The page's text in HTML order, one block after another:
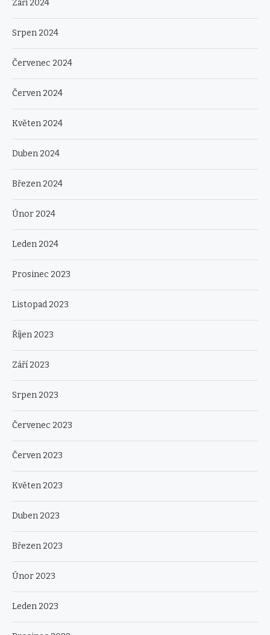
Září 2024
Srpen 2024
Červenec 2024
Červen 2024
Květen 2024
Duben 2024
Březen 2024
Únor 2024
Leden 2024
Prosinec 2023
Listopad 2023
Říjen 2023
Září 2023
Srpen 2023
Červenec 2023
Červen 2023
Květen 2023
Duben 2023
Březen 2023
Únor 2023
Leden 2023